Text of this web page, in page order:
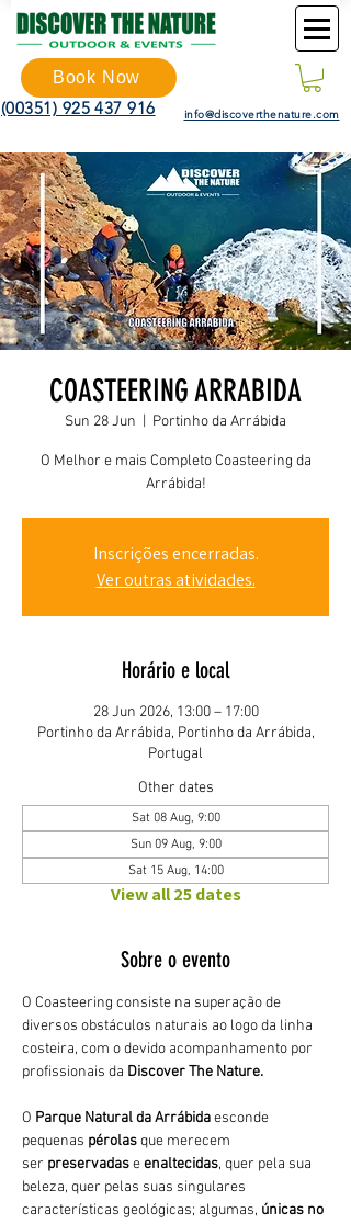
Book Now
(00351) 925 437 916 info@discoverthenature.com
COASTEERING ARRABIDA
Sun 28 Jun Portinho da Arrábida
O Melhor e mais Completo Coasteering da
Arrábida!
Inscrições encerradas.
Ver outras atividades.
Horário e local
28 Jun 2026, 13:00 – 17:00
Portinho da Arrábida, Portinho da Arrábida,
Portugal
Other dates
Sat 08 Aug, 9:00
Sun 09 Aug, 9:00
Sat 15 Aug, 14:00
View all 25 dates
Sobre o evento
O Coasteering consiste na superação de
diversos obstáculos naturais ao logo da linha
costeira, com o devido acompanhamento por
profissionais da Discover The Nature.
O Parque Natural da Arrábida esconde
pequenas pérolas que merecem
ser preservadas e enaltecidas, quer pela sua
beleza, quer pelas suas singulares
características geológicas; algumas, únicas no